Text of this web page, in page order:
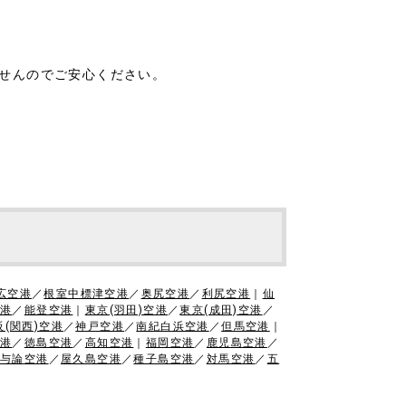
のでご安心ください。
空港 ／根室中標津空港 ／ 奥尻空港 ／ 利尻空港 ｜ 仙
／ 能登空港 ｜ 東京(羽田)空港 ／東京(成田)空港 ／
(関西)空港 ／神戸空港 ／南紀白浜空港 ／但馬空港 ｜
／ 徳島空港 ／ 高知空港 ｜ 福岡空港 ／ 鹿児島空港 ／
与論空港 ／ 屋久島空港 ／種子島空港 ／ 対馬空港 ／ 五